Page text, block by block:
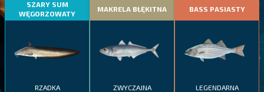
SZARY SUM
WĘGORZOWATY
RZADKA
MAKRELA BŁĘKITNA
ZWYCZAJNA
BASS PASIASTY
LEGENDARNA